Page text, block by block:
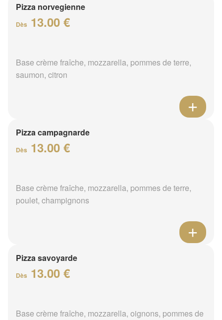
Pizza norvegienne
Dès 13.00 €
Base crème fraîche, mozzarella, pommes de terre,
saumon, citron
Pizza campagnarde
Dès 13.00 €
Base crème fraîche, mozzarella, pommes de terre,
poulet, champignons
Pizza savoyarde
Dès 13.00 €
Base crème fraîche, mozzarella, oignons, pommes de